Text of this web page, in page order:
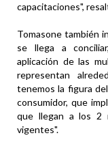
capacitaciones",
Tomasone también
se llega a
aplicación de las
representan
tenemos la figura
consumidor, que
que llegan a los 2
vigentes".